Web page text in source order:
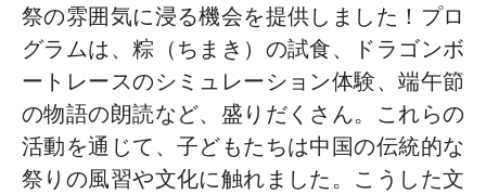
祭の雰囲気に浸る機会を提供しました！プロ
グラムは、粽（ちまき）の試食、ドラゴンボ
ートレースのシミュレーション体験、端午節
の物語の朗読など、盛りだくさん。これらの
活動を通じて、子どもたちは中国の伝統的な
祭りの風習や文化に触れました。こうした文